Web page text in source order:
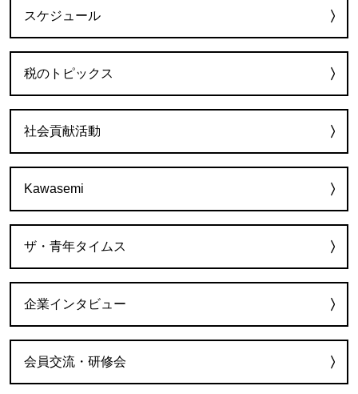
スケジュール
税のトピックス
社会貢献活動
Kawasemi
ザ・青年タイムス
企業インタビュー
会員交流・研修会